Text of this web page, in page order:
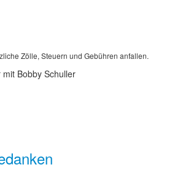
Zölle, Steuern und Gebühren anfallen.
Bobby Schuller